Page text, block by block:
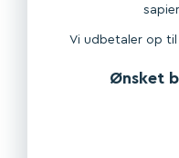
Vi udbetaler op
Ønsket